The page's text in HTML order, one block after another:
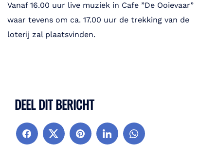
Vanaf 16.00 uur live muziek in Cafe ”De Ooievaar”
waar tevens om ca. 17.00 uur de trekking van de
loterij zal plaatsvinden.
DEEL DIT BERICHT